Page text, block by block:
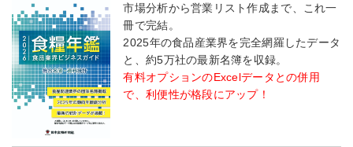
市場分析から営業リスト作成まで、これ一
冊で完結。
2025年の食品産業界を完全網羅したデータ
と、約5万社の最新名簿を収録。
有料オプションのExcelデータとの併用
で、利便性が格段にアップ！